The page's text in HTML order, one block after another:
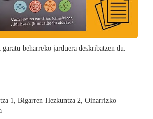
beharreko jarduera deskribatzen du.
1, Bigarren Hezkuntza 2, Oinarrizko